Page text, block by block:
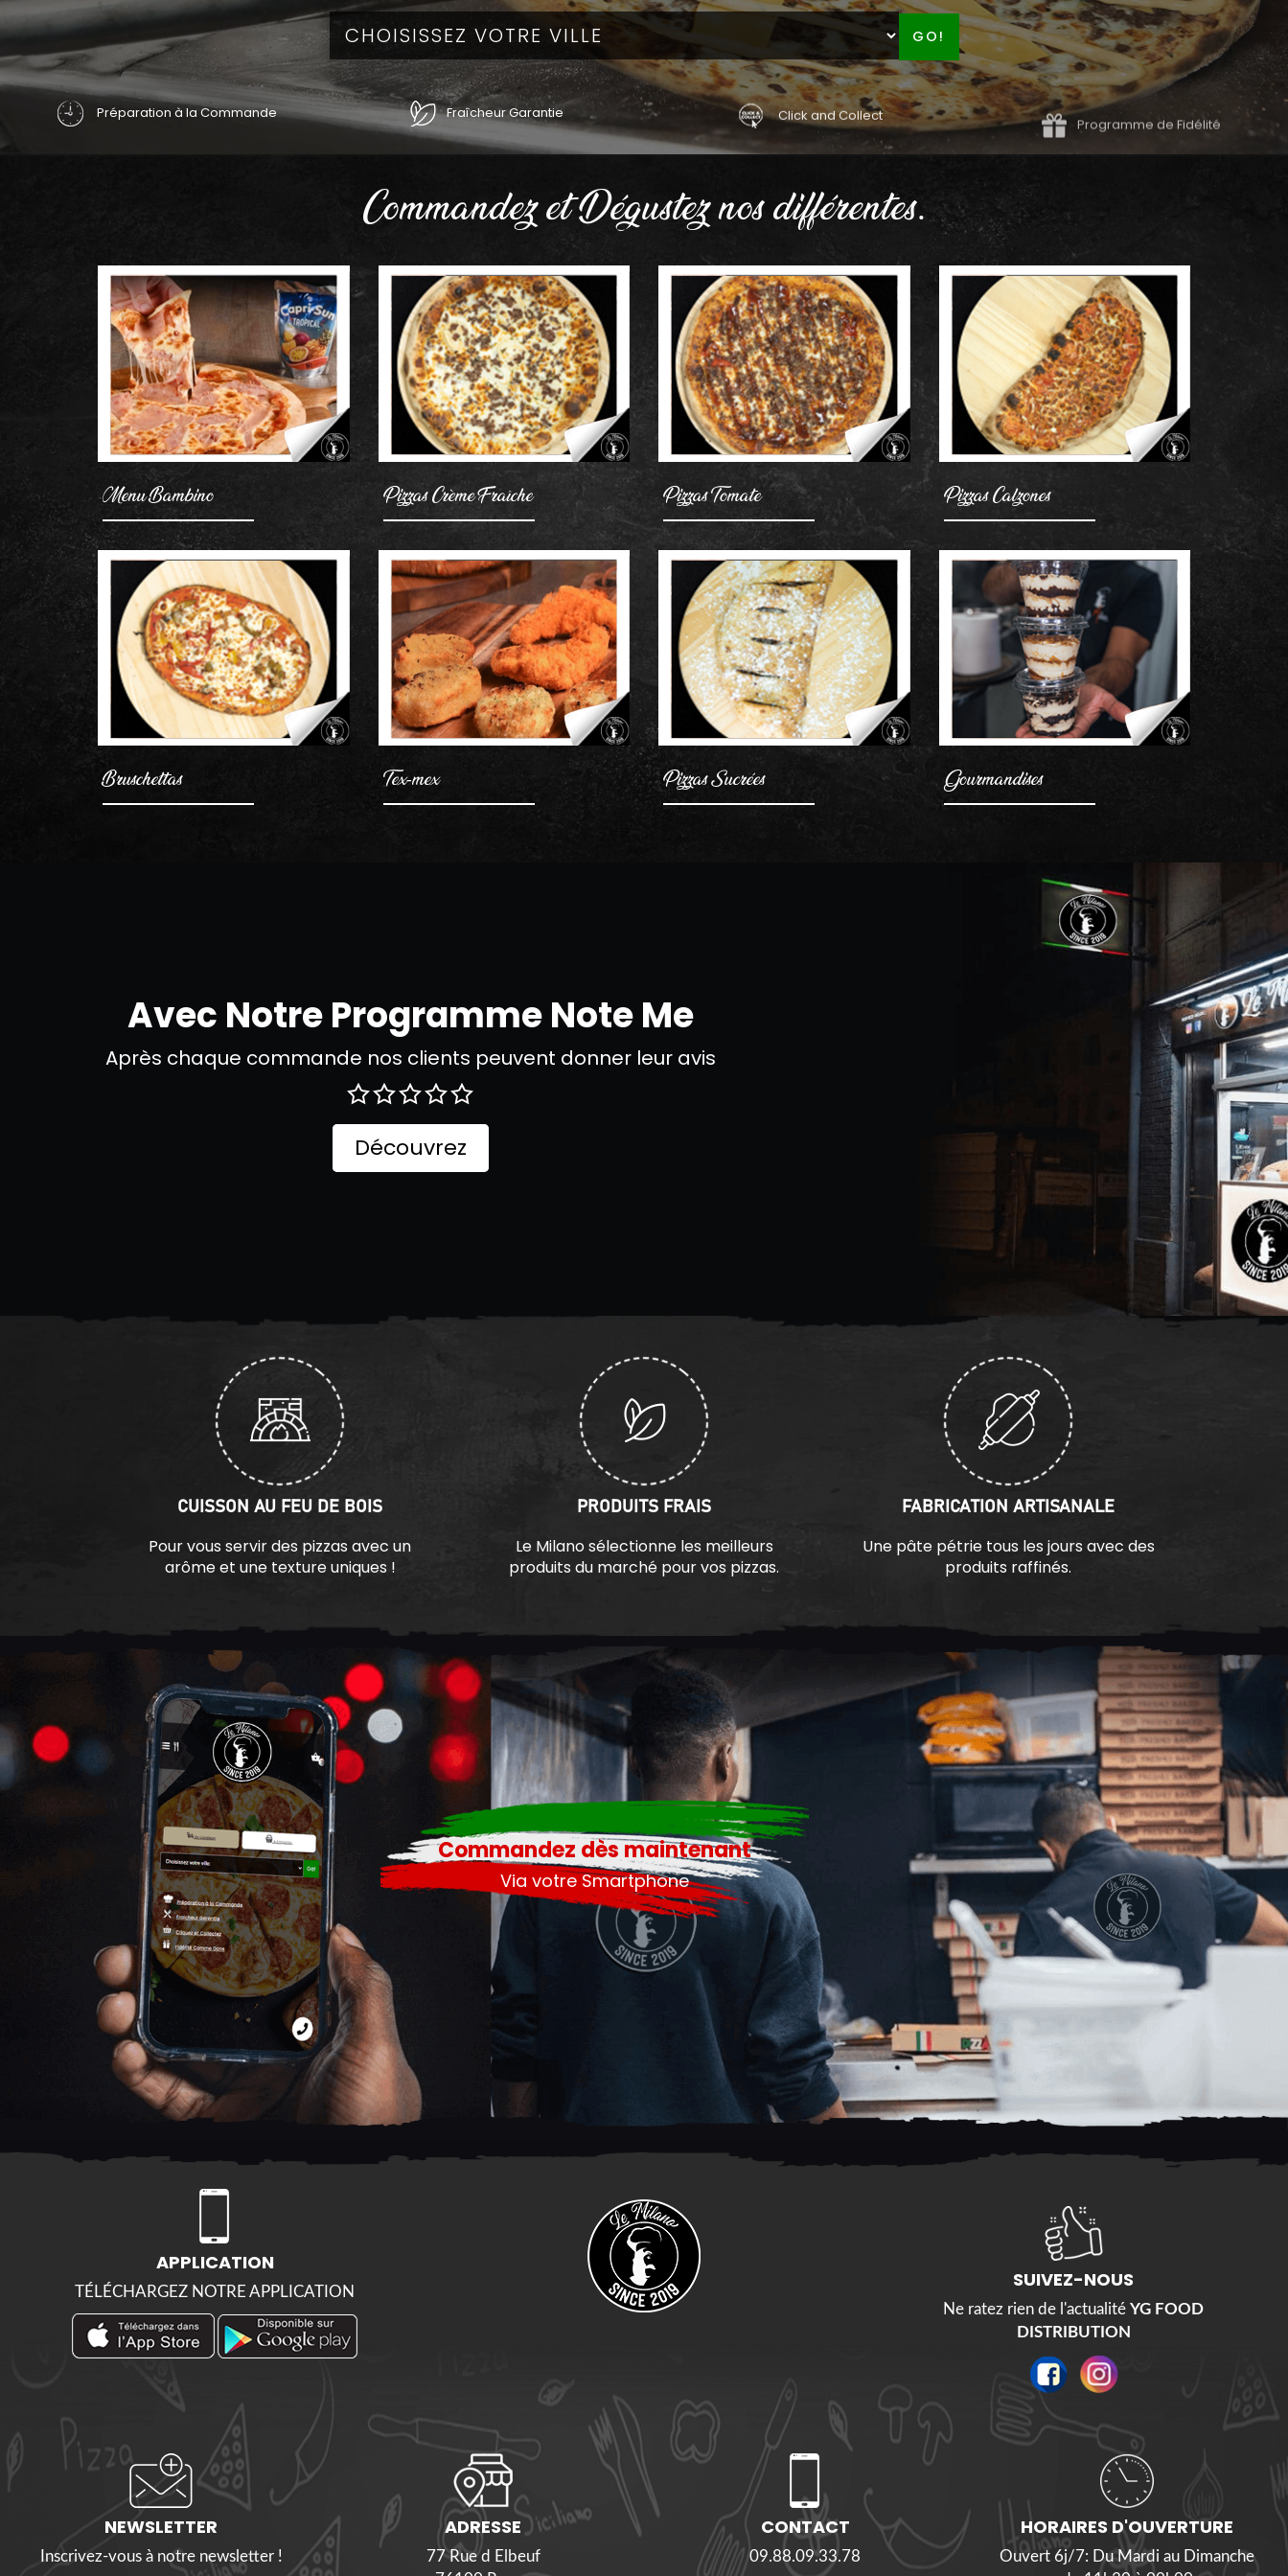
GO!
Préparation à la Commande Fraîcheur Garantie Click and Collect Programme de Fidélité
Commandez et Dégustez nos différentes.
Menu Bambino Pizzas Crème Fraîche Pizzas Tomate
AJOUTER
Pizzas Calzones
Bruschettas
AJOUTER
Tex-mex
AJOUTER
Pizzas Sucrées Gourmandises
Avec Notre Programme Note Me
Après chaque commande nos clients peuvent donner leur avis
Découvrez
CUISSON AU FEU DE BOIS
Pour vous servir des pizzas avec un
arôme et une texture uniques !
PRODUITS FRAIS
Le Milano sélectionne les meilleurs
produits du marché pour vos pizzas.
FABRICATION ARTISANALE
Une pâte pétrie tous les jours avec des
produits raffinés.
Commandez dès maintenant
Via votre Smartphone
APPLICATION
TÉLÉCHARGEZ NOTRE APPLICATION
SUIVEZ-NOUS
Ne ratez rien de l'actualité YG FOOD
DISTRIBUTION
NEWSLETTER
Inscrivez-vous à notre newsletter !
ADRESSE
77 Rue d Elbeuf
CONTACT
09.88.09.33.78
HORAIRES D'OUVERTURE
Ouvert 6j/7: Du Mardi au Dimanche